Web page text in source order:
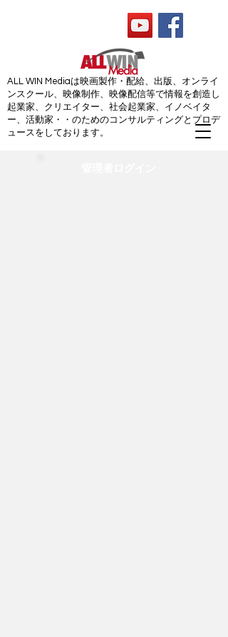
ALL WIN Mediaは映画製作・配給、出版、オンライ
ンスクール、映像制作、映像配信等で情報を創造し
起業家、クリエイター、社会起業家、イノベイタ
ー、活動家・・のためのコンサルティングとプロデ
ュースをしております。